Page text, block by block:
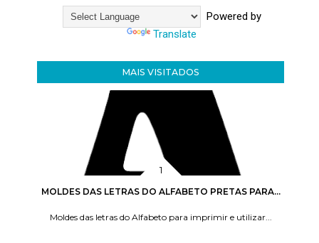
Powered by
Translate
MAIS VISITADOS
MOLDES DAS LETRAS DO ALFABETO PRETAS PARA...
Moldes das letras do Alfabeto para imprimir e utilizar...